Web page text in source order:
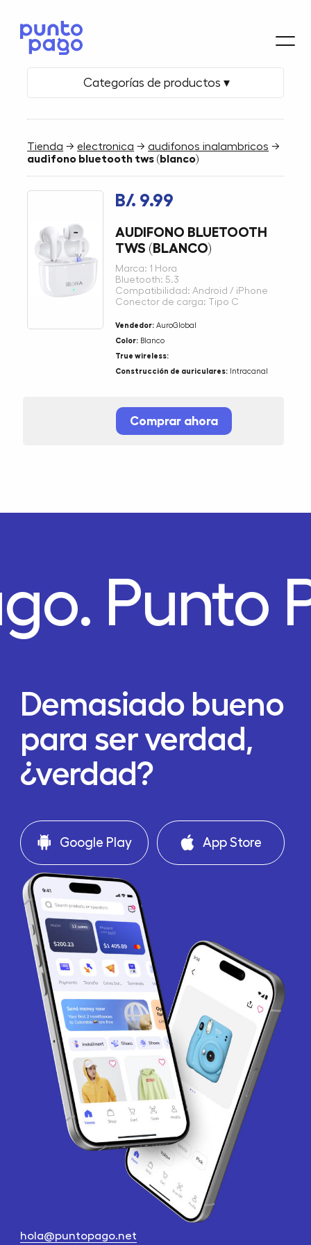
Categorías de productos ▾
Tienda →electronica →audifonos inalambricos →
audifono bluetooth tws (blanco)
B/. 9.99
AUDIFONO BLUETOOTH
TWS (BLANCO)
Marca: 1 Hora
Bluetooth: 5.3
Compatibilidad: Android / iPhone
Conector de carga: Tipo C
Vendedor: AuroGlobal
Color: Blanco
True wireless:
Construcción de auriculares: Intracanal
Comprar ahora
Punto
Demasiado bueno
para ser verdad,
¿verdad?
Google Play App Store
hola@puntopago.net